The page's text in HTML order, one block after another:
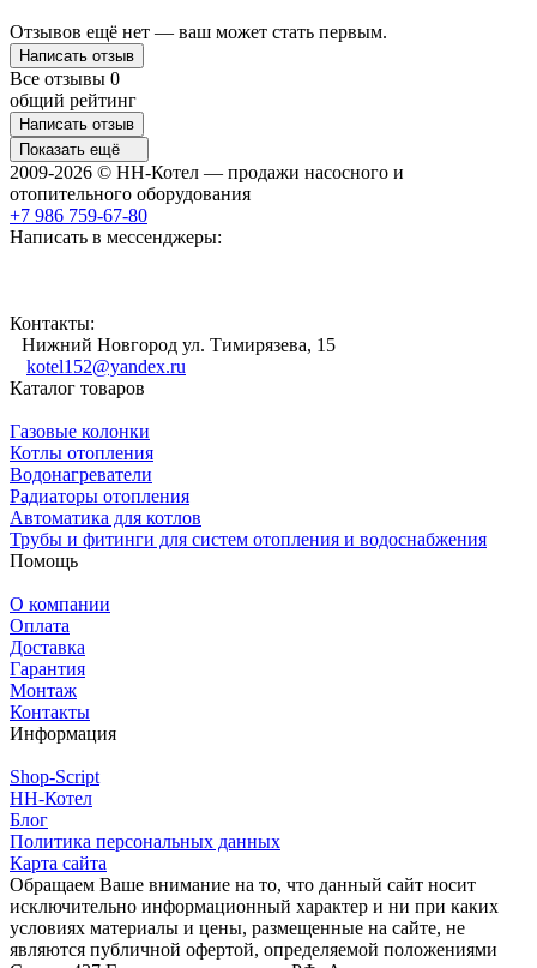
Отзывов ещё нет — ваш может стать первым.
Написать отзыв
Все отзывы 0
общий рейтинг
Написать отзыв
Показать ещё
2009-2026 © НН-Котел — продажи насосного и
отопительного оборудования
+7 986 759-67-80
Написать в мессенджеры:
Контакты:
Нижний Новгород ул. Тимирязева, 15
kotel152@yandex.ru
Каталог товаров
Газовые колонки
Котлы отопления
Водонагреватели
Радиаторы отопления
Автоматика для котлов
Трубы и фитинги для систем отопления и водоснабжения
Помощь
О компании
Оплата
Доставка
Гарантия
Монтаж
Контакты
Информация
Shop-Script
НН-Котел
Блог
Политика персональных данных
Карта сайта
Обращаем Ваше внимание на то, что данный сайт носит
исключительно информационный характер и ни при каких
условиях материалы и цены, размещенные на сайте, не
являются публичной офертой, определяемой положениями